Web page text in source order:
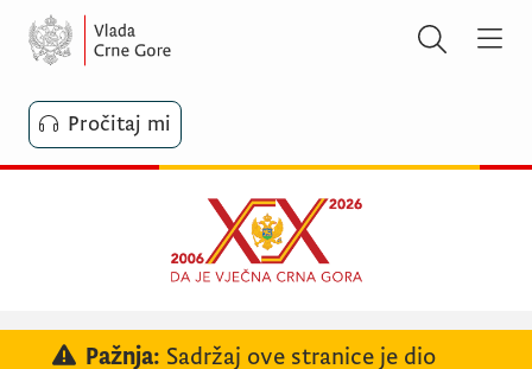
Pročitaj mi
Pažnja: Sadržaj ove stranice je dio